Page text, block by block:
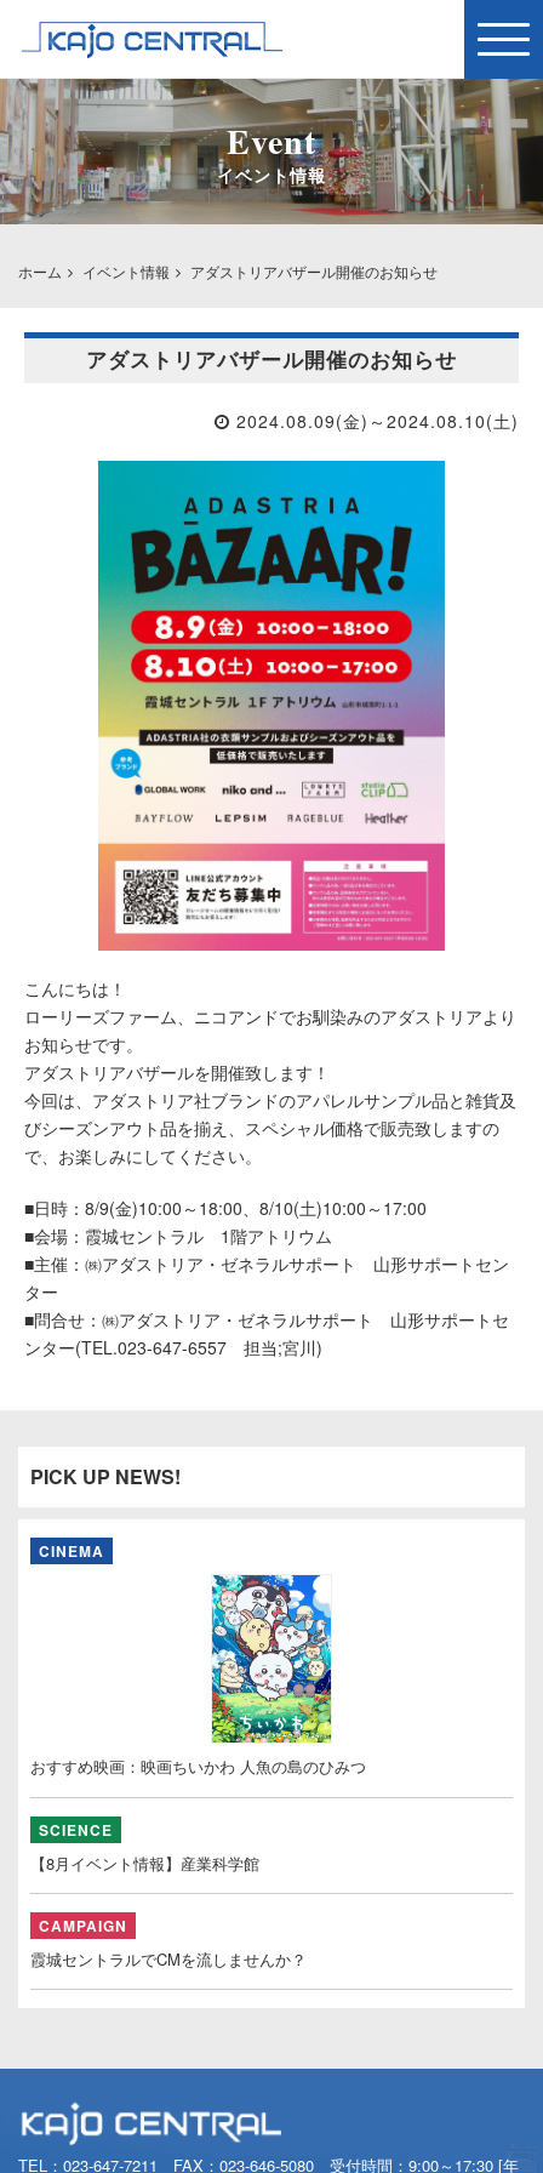
Event
イベント情報
ホーム イベント情報 アダストリアバザール開催のお知らせ
アダストリアバザール開催のお知らせ
2024.08.09(金)～2024.08.10(土)
こんにちは！
ローリーズファーム、ニコアンドでお馴染みのアダストリアより
お知らせです。
アダストリアバザールを開催致します！
今回は、アダストリア社ブランドのアパレルサンプル品と雑貨及
びシーズンアウト品を揃え、スペシャル価格で販売致しますの
で、お楽しみにしてください。
■日時：8/9(金)10:00～18:00、8/10(土)10:00～17:00
■会場：霞城セントラル 1階アトリウム
■主催：㈱アダストリア・ゼネラルサポート 山形サポートセン
ター
■問合せ：㈱アダストリア・ゼネラルサポート 山形サポートセ
ンター(TEL.023-647-6557 担当;宮川)
PICK UP NEWS!
CINEMA
おすすめ映画：映画ちいかわ 人魚の島のひみつ
SCIENCE
【8月イベント情報】産業科学館
CAMPAIGN
霞城セントラルでCMを流しませんか？
TEL： 023-647-7211 FAX：023-646-5080 受付時間：9:00～17:30 [年